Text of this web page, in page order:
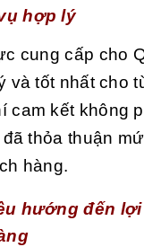
hợp lý
cung cấp cho
và tốt nhất cho
cam kết không
thỏa thuận
hàng.
hướng đến